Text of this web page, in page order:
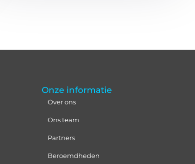
Onze informatie
Over ons
Ons team
Partners
Beroemdheden